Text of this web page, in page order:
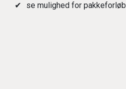
se mulighed for pakkeforløb